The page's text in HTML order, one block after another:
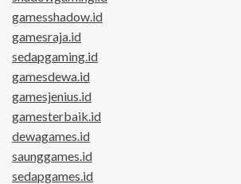
gamesshadow.id
gamesraja.id
sedapgaming.id
gamesdewa.id
gamesjenius.id
gamesterbaik.id
dewagames.id
saunggames.id
sedapgames.id